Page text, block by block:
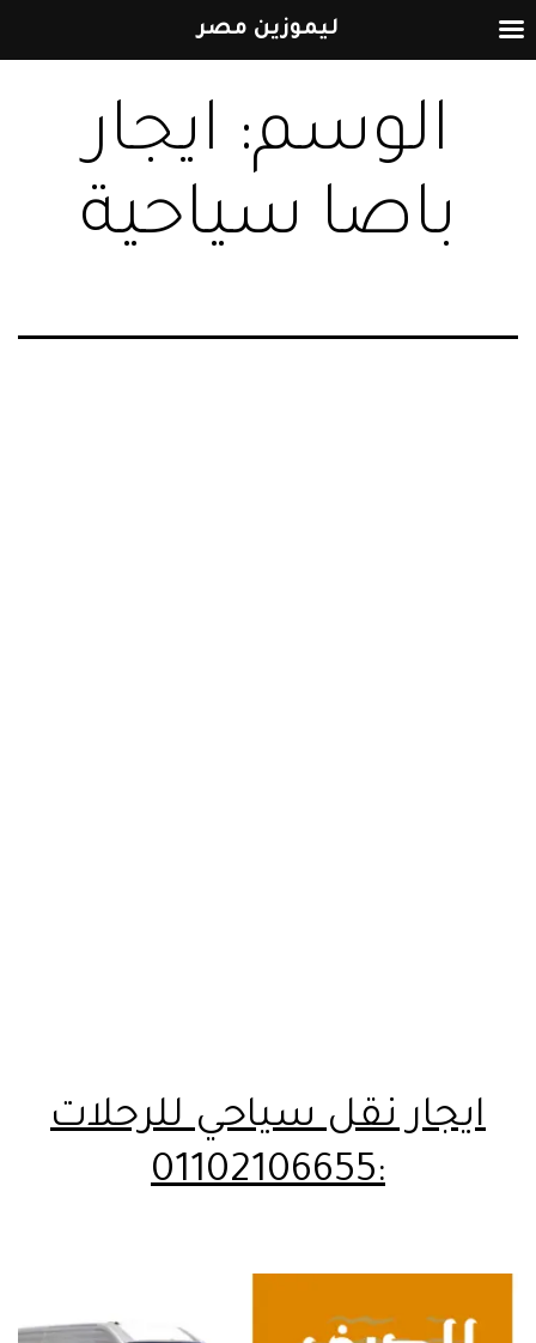
إلى
المحتوىالوسم: ايجار
باصا سياحية
ايجار نقل سياحي للرحلات
:01102106655
ليموزين مصر